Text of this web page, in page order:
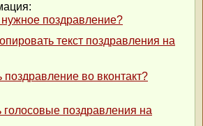
поздравление?
текст поздравления на
поздравление во вконтакт?
голосовые поздравления на